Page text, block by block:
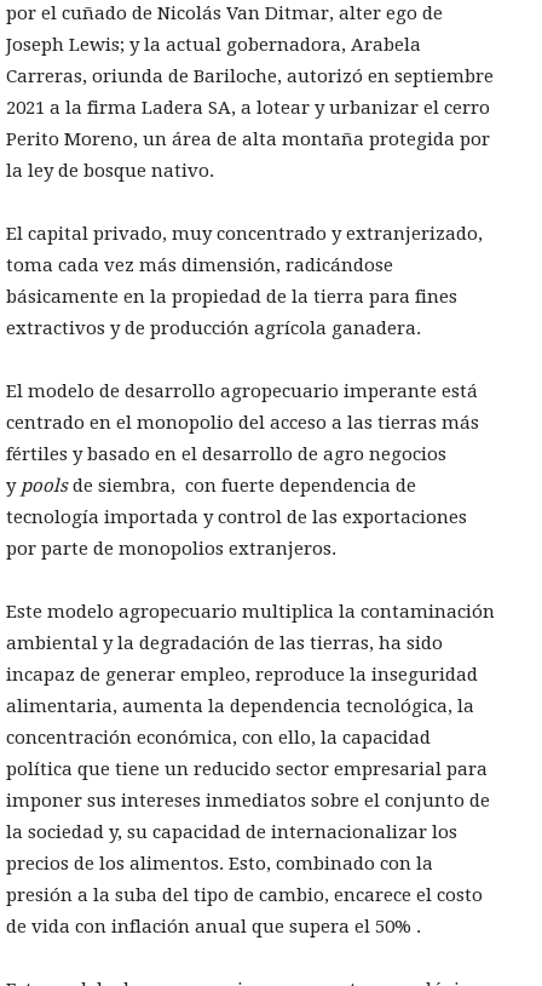
por el cuñado de Nicolás Van Ditmar, alter ego de
Joseph Lewis; y la actual gobernadora, Arabela
Carreras, oriunda de Bariloche, autorizó en septiembre
2021 a la firma Ladera SA, a lotear y urbanizar el cerro
Perito Moreno, un área de alta montaña protegida por
la ley de bosque nativo.
El capital privado, muy concentrado y extranjerizado,
toma cada vez más dimensión, radicándose
básicamente en la propiedad de la tierra para fines
extractivos y de producción agrícola ganadera.
El modelo de desarrollo agropecuario imperante está
centrado en el monopolio del acceso a las tierras más
fértiles y basado en el desarrollo de agro negocios
y poolsde siembra, con fuerte dependencia de
tecnología importada y control de las exportaciones
por parte de monopolios extranjeros.
Este modelo agropecuario multiplica la contaminación
ambiental y la degradación de las tierras, ha sido
incapaz de generar empleo, reproduce la inseguridad
alimentaria, aumenta la dependencia tecnológica, la
concentración económica, con ello, la capacidad
política que tiene un reducido sector empresarial para
imponer sus intereses inmediatos sobre el conjunto de
la sociedad y, su capacidad de internacionalizar los
precios de los alimentos. Esto, combinado con la
presión a la suba del tipo de cambio, encarece el costo
de vida con inflación anual que supera el 50% .